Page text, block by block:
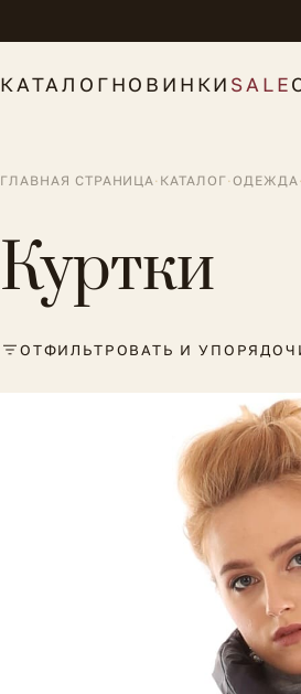
КАТАЛОГНОВИНКИ SALE
ГЛАВНАЯ СТРАНИЦА· КАТАЛОГ·ОДЕЖДА·
Куртки
ОТФИЛЬТРОВАТЬ И